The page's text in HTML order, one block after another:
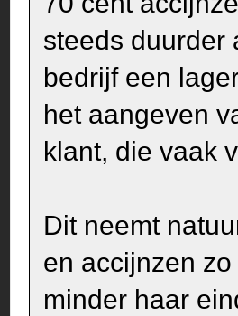
steeds duurder
bedrijf een
het aangeven
klant, die vaak
Dit neemt
en accijnzen
minder haar